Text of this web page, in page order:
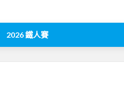
2026 鐵人賽